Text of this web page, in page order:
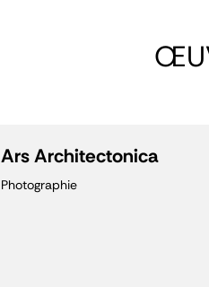
Ars Architectonica
Photographie